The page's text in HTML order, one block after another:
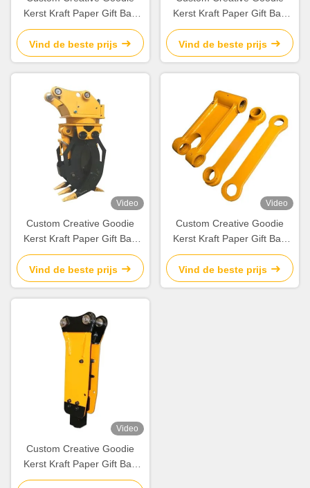
Kerst Kraft Paper Gift Bag
met je eigen logo voor Xmas
Decorative Party
Vind de beste prijs
Kerst Kraft Paper Gift Bag
met je eigen logo voor Xmas
Decorative Party
Vind de beste prijs
Video
Custom Creative Goodie
Kerst Kraft Paper Gift Bag
met je eigen logo voor Xmas
Decorative Party
Vind de beste prijs
Video
Custom Creative Goodie
Kerst Kraft Paper Gift Bag
met je eigen logo voor Xmas
Decorative Party
Vind de beste prijs
Video
Custom Creative Goodie
Kerst Kraft Paper Gift Bag
met je eigen logo voor Xmas